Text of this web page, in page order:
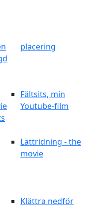
placering
Fältsits, min
Youtube-film
Lättridning - the
movie
Klättra nedför